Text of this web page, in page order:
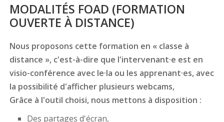
MODALITÉS FOAD (FORMATION
OUVERTE À DISTANCE)
Nous proposons cette formation en « classe à
distance », c'est-à-dire que l'intervenant·e est en
visio-conférence avec le·la ou les apprenant·es, avec
la possibilité d'afficher plusieurs webcams,
Grâce à l'outil choisi, nous mettons à disposition :
Des partages d'écran,